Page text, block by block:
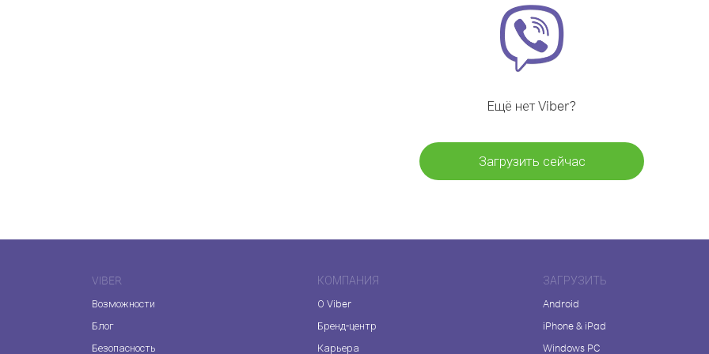
Ещё нет Viber?
Загрузить сейчас
VIBER
Возможности
Блог
Безопасность
КОМПАНИЯ
О Viber
Бренд-центр
Карьера
ЗАГРУЗИТЬ
Android
iPhone & iPad
Windows PC